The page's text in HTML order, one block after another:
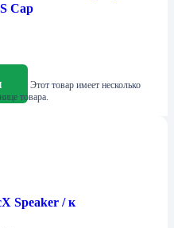
Cap
Этот товар имеет несколько
товара.
Speaker / к